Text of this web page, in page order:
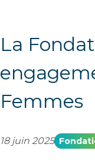
La
Femmes
18 juin 2025